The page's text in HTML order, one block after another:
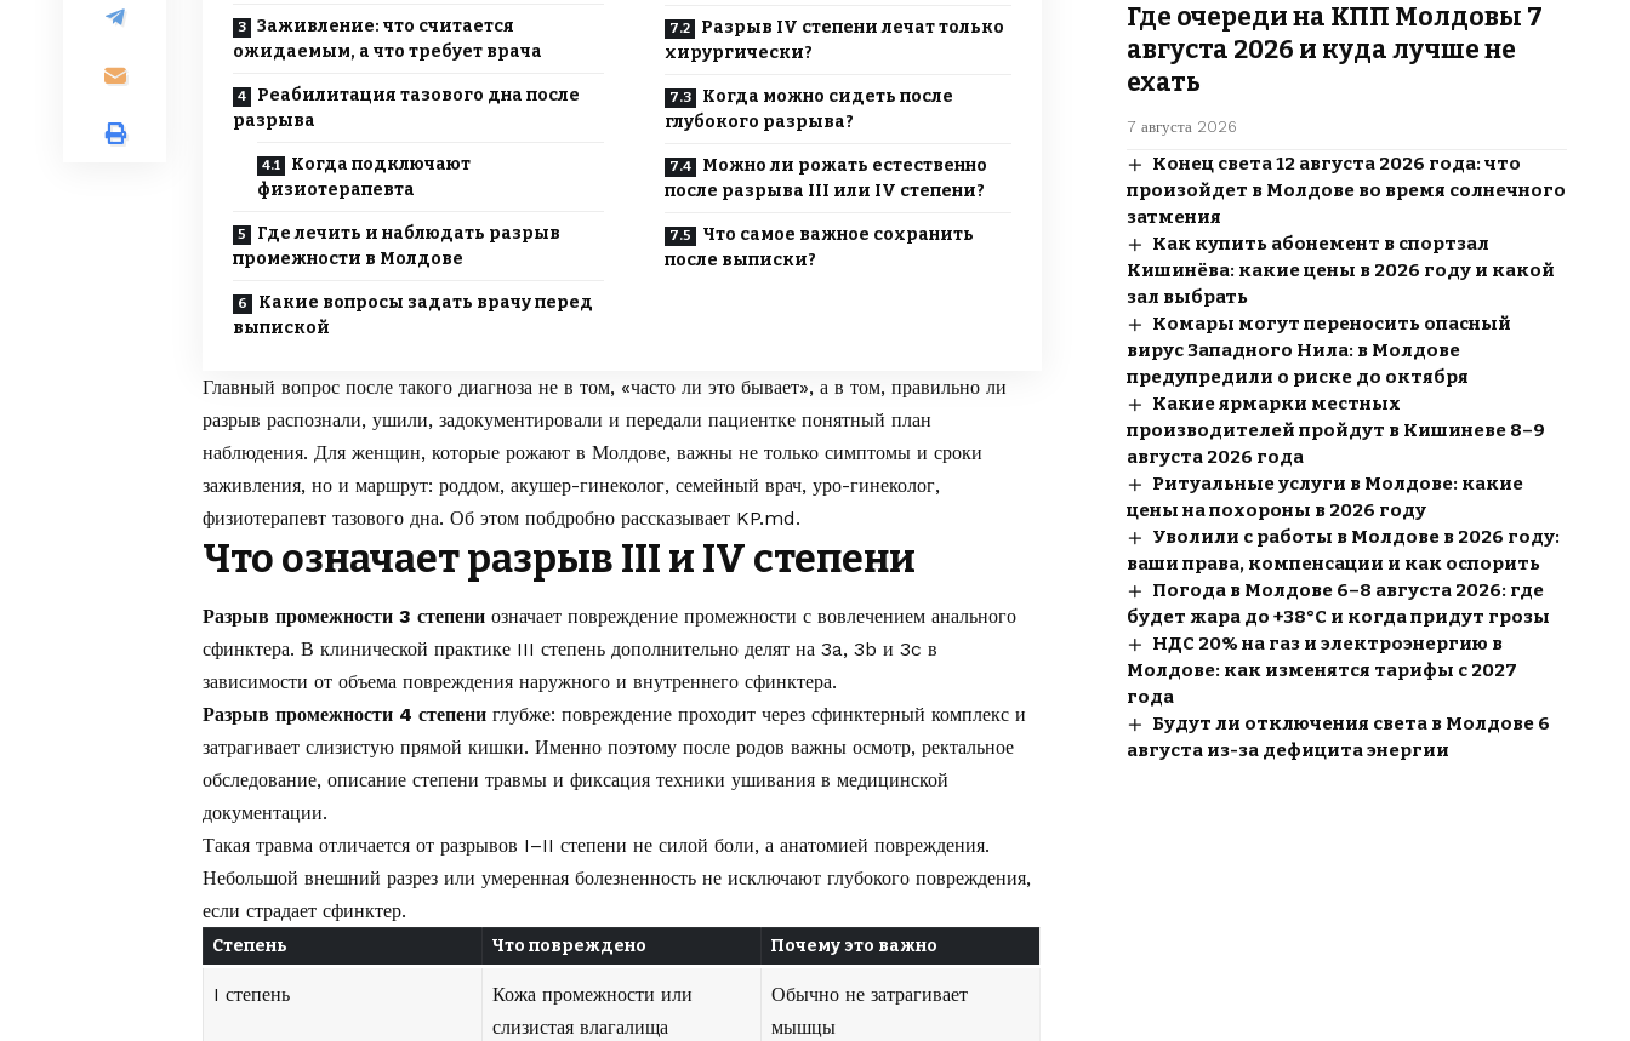
Заживление: что считается
ожидаемым, а что требует врача
Реабилитация тазового дна после
разрыва
Когда подключают
физиотерапевта
Где лечить и наблюдать разрыв
промежности в Молдове
Какие вопросы задать врачу перед
выпиской
Разрыв IV степени лечат только
хирургически?
Когда можно сидеть после
глубокого разрыва?
Можно ли рожать естественно
после разрыва III или IV степени?
Что самое важное сохранить
после выписки?
Главный вопрос после такого диагноза не в том, «часто ли это бывает», а в том, правильно ли
разрыв распознали, ушили, задокументировали и передали пациентке понятный план
наблюдения. Для женщин, которые рожают в Молдове, важны не только симптомы и сроки
заживления, но и маршрут: роддом, акушер-гинеколог, семейный врач, уро-гинеколог,
физиотерапевт тазового дна. Об этом побдробно рассказывает KP.md.
Что означает разрыв III и IV степени
Разрыв промежности 3 степени означает повреждение промежности с вовлечением анального
сфинктера. В клинической практике III степень дополнительно делят на 3a, 3b и 3c в
зависимости от объема повреждения наружного и внутреннего сфинктера.
Разрыв промежности 4 степени глубже: повреждение проходит через сфинктерный комплекс и
затрагивает слизистую прямой кишки. Именно поэтому после родов важны осмотр, ректальное
обследование, описание степени травмы и фиксация техники ушивания в медицинской
документации.
Такая травма отличается от разрывов I–II степени не силой боли, а анатомией повреждения.
Небольшой внешний разрез или умеренная болезненность не исключают глубокого повреждения,
если страдает сфинктер.
Степень Что повреждено Почему это важно
I степень
Кожа промежности или
слизистая влагалища
Обычно не затрагивает
мышцы
Где очереди на КПП Молдовы 7
августа 2026 и куда лучше не
ехать
7 августа 2026
Конец света 12 августа 2026 года: что
произойдет в Молдове во время солнечного
затмения
Как купить абонемент в спортзал
Кишинёва: какие цены в 2026 году и какой
зал выбрать
Комары могут переносить опасный
вирус Западного Нила: в Молдове
предупредили о риске до октября
Какие ярмарки местных
производителей пройдут в Кишиневе 8–9
августа 2026 года
Ритуальные услуги в Молдове: какие
цены на похороны в 2026 году
Уволили с работы в Молдове в 2026 году:
ваши права, компенсации и как оспорить
Погода в Молдове 6–8 августа 2026: где
будет жара до +38°C и когда придут грозы
НДС 20% на газ и электроэнергию в
Молдове: как изменятся тарифы с 2027
года
Будут ли отключения света в Молдове 6
августа из-за дефицита энергии